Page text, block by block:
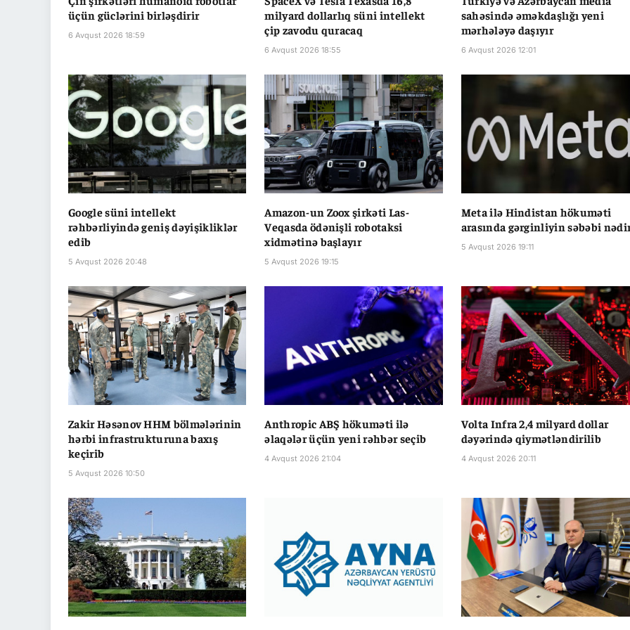
üçün güclərini birləşdirir
6 Avqust 2026 18:59
milyard dollarlıq süni intellekt
çip zavodu quracaq
6 Avqust 2026 18:55
sahəsində əməkdaşlığı yeni
mərhələyə daşıyır
6 Avqust 2026 12:01
Google süni intellekt
rəhbərliyində geniş dəyişikliklər
edib
5 Avqust 2026 20:48
Amazon-un Zoox şirkəti Las-
Veqasda ödənişli robotaksi
xidmətinə başlayır
5 Avqust 2026 19:15
Meta ilə Hindistan hökuməti
arasında gərginliyin səbəbi
5 Avqust 2026 19:11
Zakir Həsənov HHM bölmələrinin
hərbi infrastrukturuna baxış
keçirib
5 Avqust 2026 10:50
Anthropic ABŞ hökuməti ilə
əlaqələr üçün yeni rəhbər seçib
4 Avqust 2026 21:04
Volta Infra 2,4 milyard dollar
dəyərində qiymətləndirilib
4 Avqust 2026 20:11